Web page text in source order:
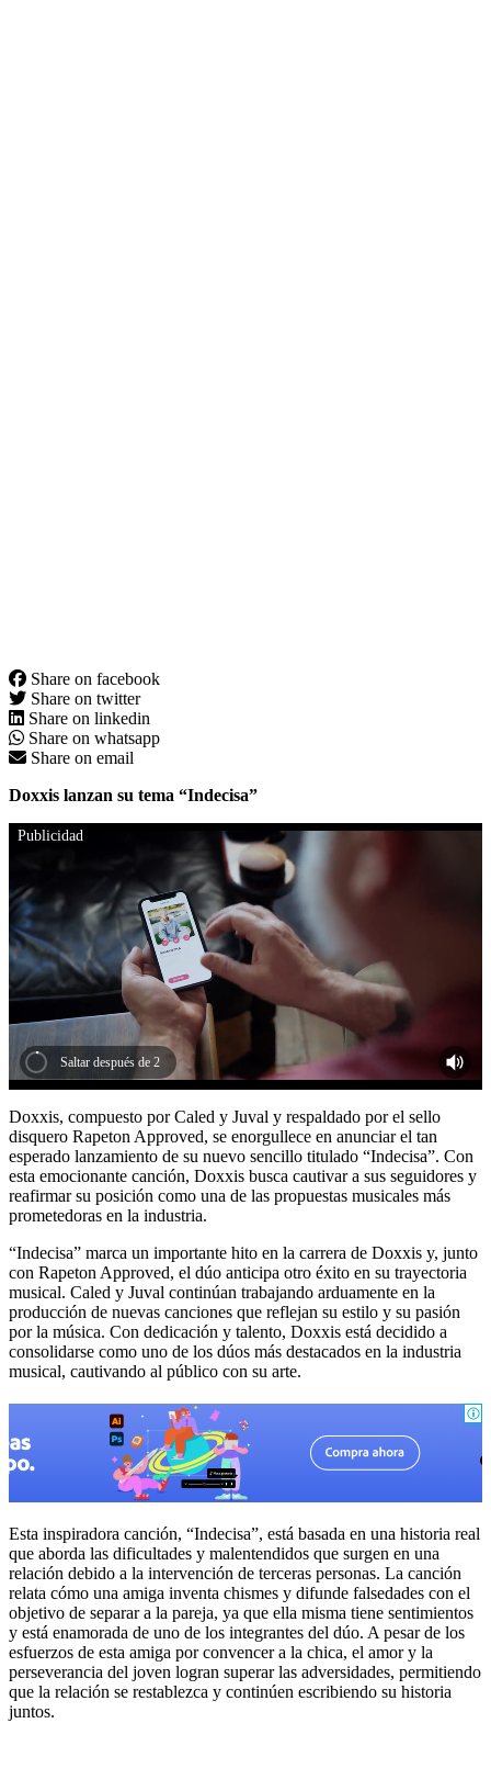
Share on facebook
Share on twitter
Share on linkedin
Share on whatsapp
Share on email
Doxxis lanzan su tema “Indecisa”
Publicidad
Saltar después de 1
Doxxis, compuesto por Caled y Juval y respaldado por el sello
disquero Rapeton Approved, se enorgullece en anunciar el tan
esperado lanzamiento de su nuevo sencillo titulado “Indecisa”. Con
esta emocionante canción, Doxxis busca cautivar a sus seguidores y
reafirmar su posición como una de las propuestas musicales más
prometedoras en la industria.
“Indecisa” marca un importante hito en la carrera de Doxxis y, junto
con Rapeton Approved, el dúo anticipa otro éxito en su trayectoria
musical. Caled y Juval continúan trabajando arduamente en la
producción de nuevas canciones que reflejan su estilo y su pasión
por la música. Con dedicación y talento, Doxxis está decidido a
consolidarse como uno de los dúos más destacados en la industria
musical, cautivando al público con su arte.
Esta inspiradora canción, “Indecisa”, está basada en una historia real
que aborda las dificultades y malentendidos que surgen en una
relación debido a la intervención de terceras personas. La canción
relata cómo una amiga inventa chismes y difunde falsedades con el
objetivo de separar a la pareja, ya que ella misma tiene sentimientos
y está enamorada de uno de los integrantes del dúo. A pesar de los
esfuerzos de esta amiga por convencer a la chica, el amor y la
perseverancia del joven logran superar las adversidades, permitiendo
que la relación se restablezca y continúen escribiendo su historia
juntos.